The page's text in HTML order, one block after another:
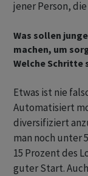
jener Person,
Was sollen
machen, um
Welche Schritte
Etwas ist nie
Automatisiert
diversifiziert
man noch unter
15 Prozent des
guter Start.